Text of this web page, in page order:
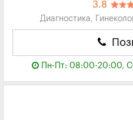
3.8
Диагностика,
Пн-Пт: 08:00-20:00,